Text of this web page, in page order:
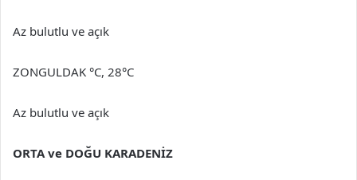
Az bulutlu ve açık
ZONGULDAK °C, 28°C
Az bulutlu ve açık
ORTA ve DOĞU KARADENİZ